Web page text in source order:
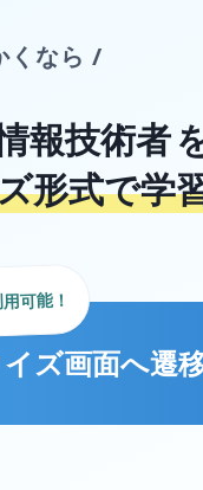
くなら /
報技術者
形式で学
ズ画面へ遷
可能！